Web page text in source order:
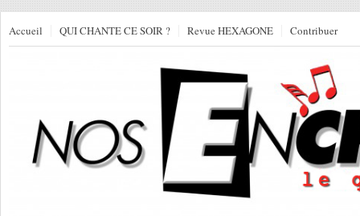
Accueil QUI CHANTE CE SOIR ? Revue HEXAGONE Contribuer